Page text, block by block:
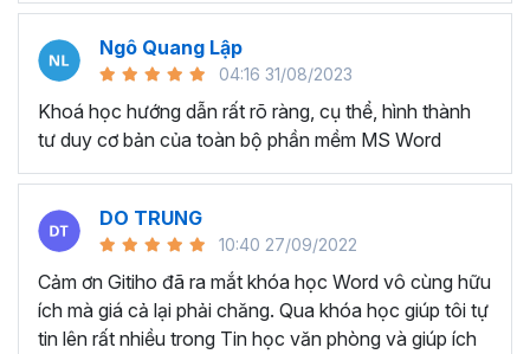
giúp đưa ra quyết định chính xác và thông minh.
Tạo mục lục và tài liệu hướng dẫn:
lục tự động và các tài liệu hướng dẫn như sách, báo cáo
dự án, hướng dẫn sử dụng.
Tạo và quản lý hợp đồng và văn bản pháp lý:
những người làm kế toán và hành chính nhân sự thường
các tài liệu liên quan trên Microsoft Word.
KHÓA HỌC TUYỆT ĐỈNH
WORD DÀNH CHO AI?
Ngô Quang Lập
04:16 31/08/2023
Khoá học hướng dẫn rất rõ ràng, cụ thể, hình thành
tư duy cơ bản của toàn bộ phần mềm MS Word
DO TRUNG
10:40 27/09/2022
Cảm ơn Gitiho đã ra mắt khóa học Word vô cùng hữu
ích mà giá cả lại phải chăng. Qua khóa học giúp tôi tự
tin lên rất nhiều trong Tin học văn phòng và giúp ích